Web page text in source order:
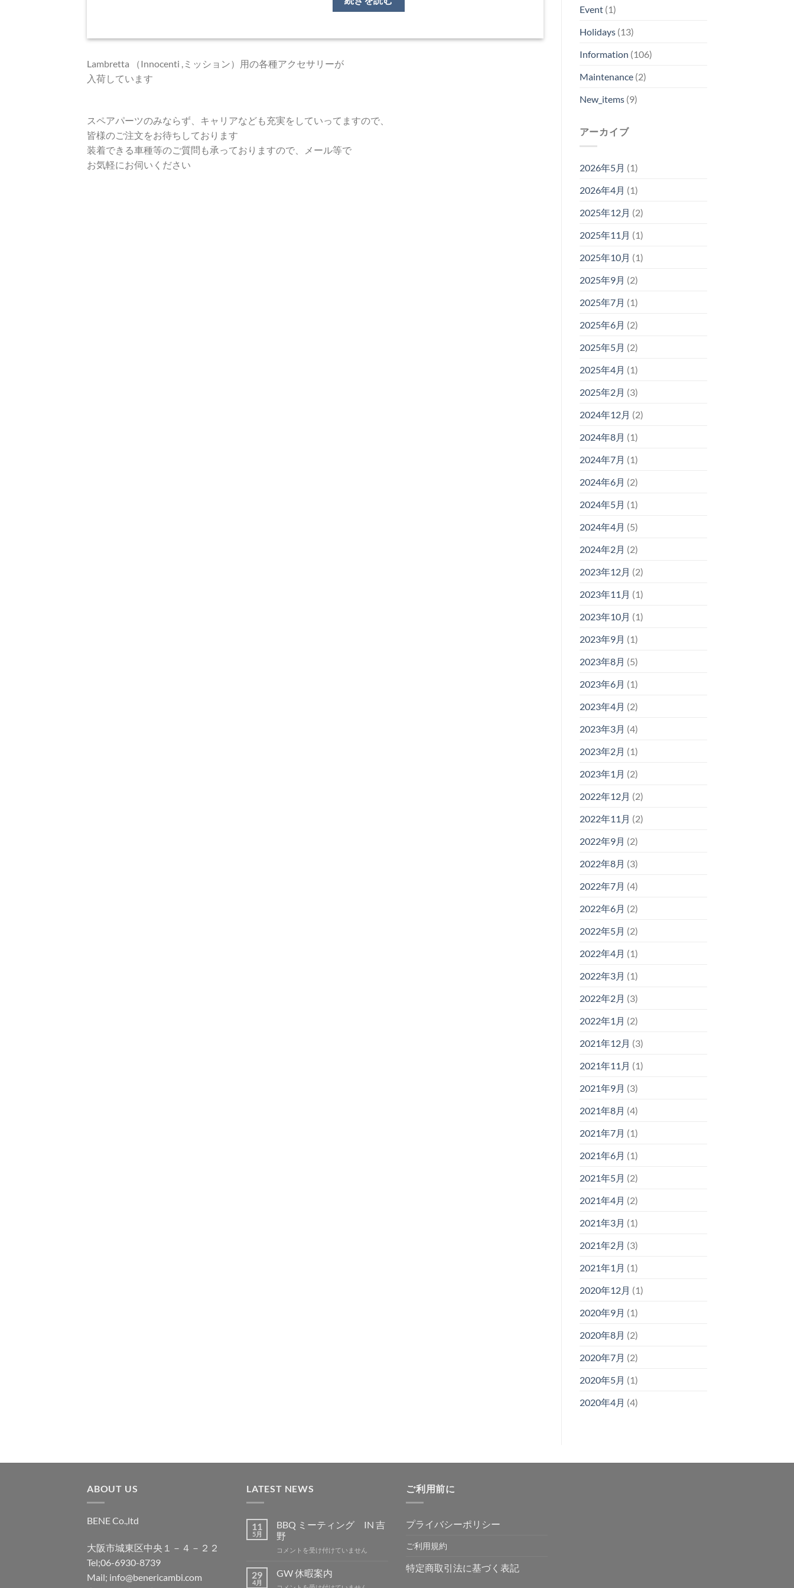
Lambretta （Innocenti ,ミッション）用の各種アクセサリーが
入荷しています
スペアパーツのみならず、キャリアなども充実をしていってますので、
皆様のご注文をお待ちしております
装着できる車種等のご質問も承っておりますので、メール等で
お気軽にお伺いください
Event(1)
Holidays(13)
Information (106)
Maintenance(2)
New_items(9)
アーカイブ
2026年5月 (1)
2026年4月 (1)
2025年12月 (2)
2025年11月 (1)
2025年10月 (1)
2025年9月 (2)
2025年7月 (1)
2025年6月 (2)
2025年5月 (2)
2025年4月 (1)
2025年2月 (3)
2024年12月 (2)
2024年8月 (1)
2024年7月 (1)
2024年6月 (2)
2024年5月 (1)
2024年4月 (5)
2024年2月 (2)
2023年12月 (2)
2023年11月 (1)
2023年10月 (1)
2023年9月 (1)
2023年8月 (5)
2023年6月 (1)
2023年4月 (2)
2023年3月 (4)
2023年2月 (1)
2023年1月 (2)
2022年12月 (2)
2022年11月 (2)
2022年9月 (2)
2022年8月 (3)
2022年7月 (4)
2022年6月 (2)
2022年5月 (2)
2022年4月 (1)
2022年3月 (1)
2022年2月 (3)
2022年1月 (2)
2021年12月 (3)
2021年11月 (1)
2021年9月 (3)
2021年8月 (4)
2021年7月 (1)
2021年6月 (1)
2021年5月 (2)
2021年4月 (2)
2021年3月 (1)
2021年2月 (3)
2021年1月 (1)
2020年12月 (1)
2020年9月 (1)
2020年8月 (2)
2020年7月 (2)
2020年5月 (1)
2020年4月 (4)
ABOUT US
BENE Co.,ltd
大阪市城東区中央１－４－２２
Tel;06-6930-8739
Mail; info@benericambi.com
LATEST NEWS
11
5月
BBQ ミーティング IN 吉
野
BBQ
ー
コメントを受け付けていません
29
4月
GW 休暇案内
ご利用前に
プライバシーポリシー
ご利用規約
特定商取引法に基づく表記